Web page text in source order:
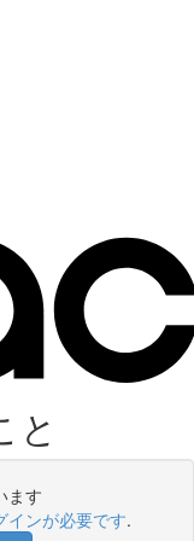
と
ます
インが必要です.